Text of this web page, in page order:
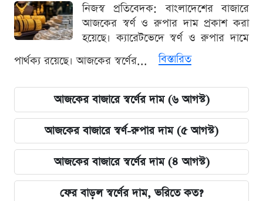
নিজস্ব প্রতিবেদক: বাংলাদেশের বাজারে
আজকের স্বর্ণ ও রুপার দাম প্রকাশ করা
হয়েছে। ক্যারেটভেদে স্বর্ণ ও রুপার দামে
পার্থক্য রয়েছে। আজকের স্বর্ণের...
বিস্তারিত
আজকের বাজারে স্বর্ণের দাম (৬ আগস্ট)
আজকের বাজারে স্বর্ণ-রুপার দাম (৫ আগস্ট)
আজকের বাজারে স্বর্ণের দাম (৪ আগস্ট)
ফের বাড়ল স্বর্ণের দাম, ভরিতে কত?